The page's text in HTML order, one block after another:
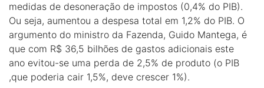
medidas de desoneração de impostos (0,4% do PIB).
Ou seja, aumentou a despesa total em 1,2% do PIB. O
argumento do ministro da Fazenda, Guido Mantega, é
que com R$ 36,5 bilhões de gastos adicionais este
ano evitou-se uma perda de 2,5% de produto (o PIB
,que poderia cair 1,5%, deve crescer 1%).